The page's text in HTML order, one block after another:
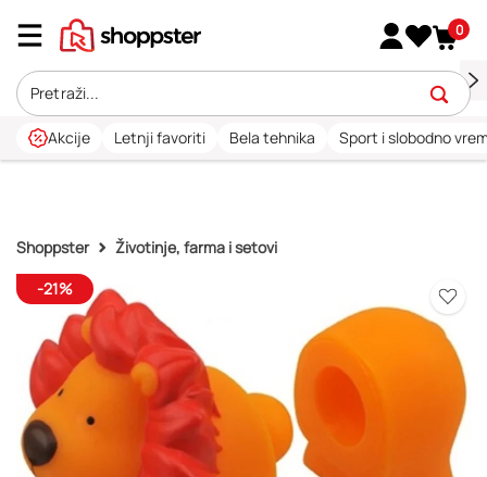
0
Akcije Letnji favoriti Bela tehnika Sport i slobodno
Shoppster
Životinje, farma i setovi
-21%